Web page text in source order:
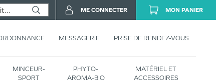
MESSAGERIE PRISE DE RENDEZ-VOUS
MINCEUR-
SPORT
PHYTO-
AROMA-BIO
MATÉRIEL ET
ACCESSOIRES
ME CONNECTER MON PANIER